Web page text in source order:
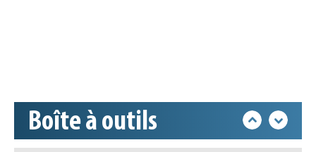
Boîte à outils
Base documentaire